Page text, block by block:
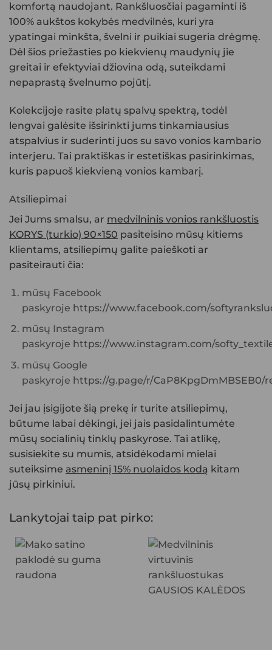
komfortą naudojant. Rankšluosčiai pagaminti iš
100% aukštos kokybės medvilnės, kuri yra
ypatingai minkšta, švelni ir puikiai sugeria drėgmę.
Dėl šios priežasties po kiekvienų maudynių jie
greitai ir efektyviai džiovina odą, suteikdami
nepaprastą švelnumo pojūtį.
Kolekcijoje rasite platų spalvų spektrą, todėl
lengvai galėsite išsirinkti jums tinkamiausius
atspalvius ir suderinti juos su savo vonios kambario
interjeru. Tai praktiškas ir estetiškas pasirinkimas,
kuris papuoš kiekvieną vonios kambarį.
Atsiliepimai
Jei Jums smalsu, ar medvilninis vonios rankšluostis
KORYS (turkio) 90×150 pasiteisino mūsų kitiems
klientams, atsiliepimų galite paieškoti ar
pasiteirauti čia:
mūsų Facebook
paskyroje https://www.facebook.com/
mūsų Instagram
paskyroje https://www.instagram.com/
mūsų Google
paskyroje https://g.page/r/CaP8KpgDmMBSEB0/
Jei jau įsigijote šią prekę ir turite atsiliepimų,
būtume labai dėkingi, jei jais pasidalintumėte
mūsų socialinių tinklų paskyrose. Tai atlikę,
susisiekite su mumis, atsidėkodami mielai
suteiksime asmeninį 15% nuolaidos kodą kitam
jūsų pirkiniui.
Lankytojai taip pat pirko: